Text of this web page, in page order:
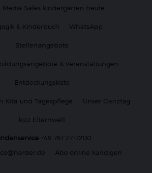
Media Sales kindergarten heute
& Kinderbuch WhatsApp
Stellenangebote
& Veranstaltungen
Entdeckungskiste
Kita und Tagespflege Unser Ganztag
kizz Elternwelt
+49 761 2717200
Abo online kündigen